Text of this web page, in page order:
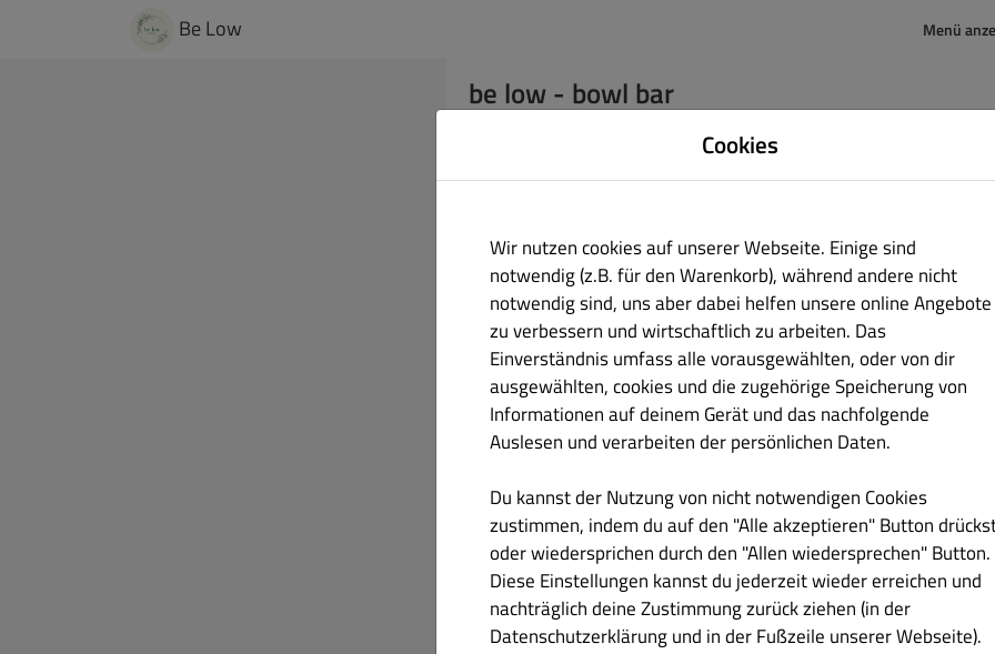
Be Low Menü
be low - bowl bar
Buchholz in der Nordheide 21244
Niedersachsen
+4941813800891
Du kannst uns gerne eine Nachricht senden
Keine
SENDEN
Cookies
Wir nutzen cookies auf unserer Webseite. Einige sind
notwendig (z.B. für den Warenkorb), während andere nicht
notwendig sind, uns aber dabei helfen unsere online Angebote
zu verbessern und wirtschaftlich zu arbeiten. Das
Einverständnis umfass alle vorausgewählten, oder von dir
ausgewählten, cookies und die zugehörige Speicherung von
Informationen auf deinem Gerät und das nachfolgende
Auslesen und verarbeiten der persönlichen Daten.
Du kannst der Nutzung von nicht notwendigen Cookies
zustimmen, indem du auf den "Alle akzeptieren" Button
oder wiedersprichen durch den "Allen wiedersprechen" Button.
Diese Einstellungen kannst du jederzeit wieder erreichen und
nachträglich deine Zustimmung zurück ziehen (in der
Datenschutzerklärung und in der Fußzeile unserer Webseite).